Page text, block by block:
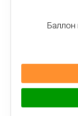
Баллон